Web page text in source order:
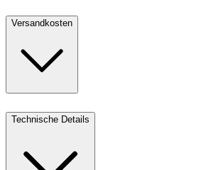
Versandkosten
Technische Details